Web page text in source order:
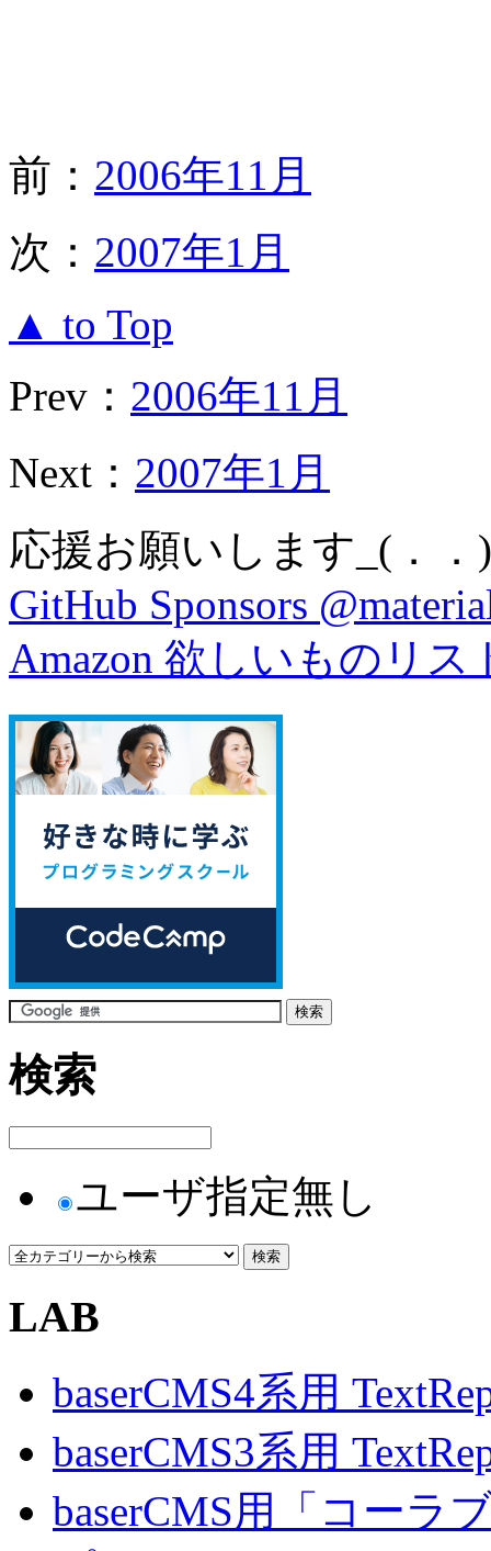
前： 2006年11月
次： 2007年1月
▲ to Top
Prev： 2006年11月
Next： 2007年1月
応援お願いします_(．．
GitHub Sponsors
Amazon 欲しいものリス
検索
ユーザ指定無し
LAB
baserCMS4系用
baserCMS3系用
baserCMS用「コーラ